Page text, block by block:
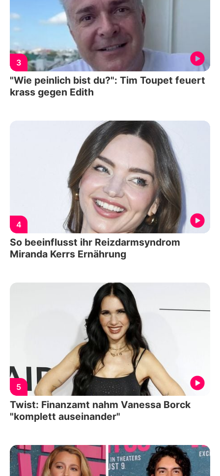
3
"Wie peinlich bist du?": Tim Toupet feuert
krass gegen Edith
4
So beeinflusst ihr Reizdarmsyndrom
Miranda Kerrs Ernährung
5
Twist: Finanzamt nahm Vanessa Borck
"komplett auseinander"